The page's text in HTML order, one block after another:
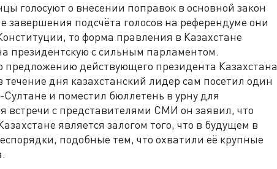
голосуют о внесении поправок в основной закон
завершения подсчёта голосов на референдуме они
то форма правления в Казахстане
президентскую с сильным парламентом.
действующего президента Казахстана
дня казахстанский лидер сам посетил один
и поместил бюллетень в урну для
встречи с представителями СМИ он заявил, что
является залогом того, что в будущем в
подобные тем, что охватили её крупные